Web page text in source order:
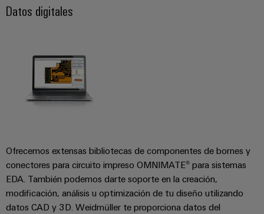
Datos digitales
Ofrecemos extensas bibliotecas de componentes de bornes y
conectores para circuito impreso OMNIMATE® para sistemas
EDA. También podemos darte soporte en la creación,
modificación, análisis u optimización de tu diseño utilizando
datos CAD y 3D. Weidmüller te proporciona datos del